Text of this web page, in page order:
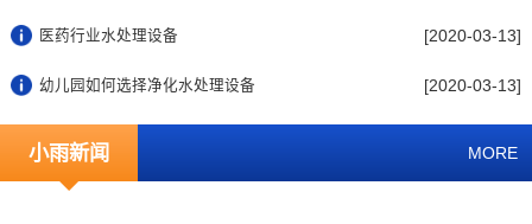
医药行业水处理设备 [2020-03-13]
幼儿园如何选择净化水处理设备 [2020-03-13]
小雨新闻 MORE